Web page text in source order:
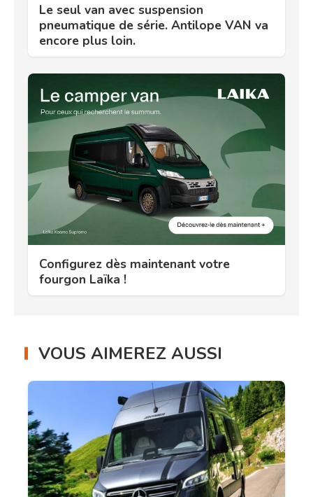
Le seul van avec suspension
pneumatique de série. Antilope VAN va
encore plus loin.
Configurez dès maintenant votre
fourgon Laïka !
VOUS AIMEREZ AUSSI